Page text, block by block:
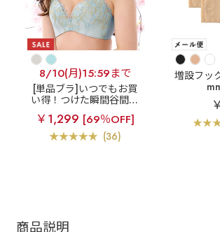
8/10(月)15:59まで
[単品ブラ]いつでもお買
い得！つけた瞬間谷間が
できる
【アウトレッ
ト】リノフラワー 超盛ブ
ラ(R) 単品ブラジャー
￥1,299 [69％OFF]
(36)
増設フッ
商品説明